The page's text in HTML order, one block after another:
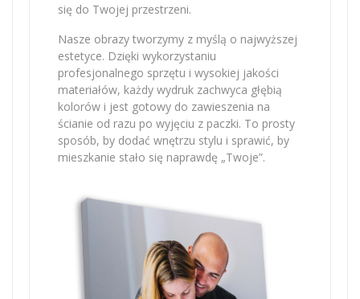
się do Twojej przestrzeni.
Nasze obrazy tworzymy z myślą o najwyższej
estetyce. Dzięki wykorzystaniu
profesjonalnego sprzętu i wysokiej jakości
materiałów, każdy wydruk zachwyca głębią
kolorów i jest gotowy do zawieszenia na
ścianie od razu po wyjęciu z paczki. To prosty
sposób, by dodać wnętrzu stylu i sprawić, by
mieszkanie stało się naprawdę „Twoje”.